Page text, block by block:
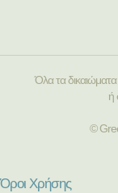
Όλα τα
ή
©
Όροι Χρήσης